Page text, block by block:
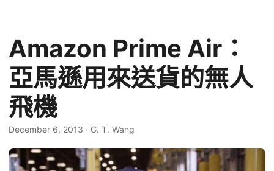
Amazon Prime Air：
亞馬遜用來送貨的無人
飛機
December 6, 2013 · G. T. Wang